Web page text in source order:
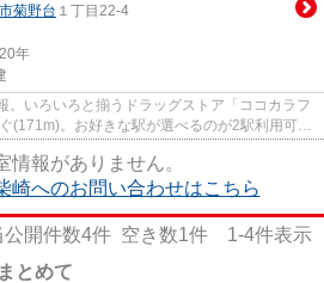
菊野台 １丁目22-4
年
。いろいろと揃うドラッグストア「ココカラフ
(171m)。お好きな駅が選べるのが2駅利用可物
情報がありません。
崎へのお問い合わせはこちら
公開件数4件 空き数1件 1-4件表示
とめて